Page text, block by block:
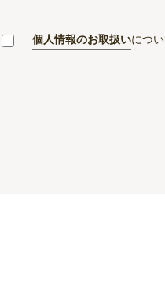
個人情報のお取扱いにつ